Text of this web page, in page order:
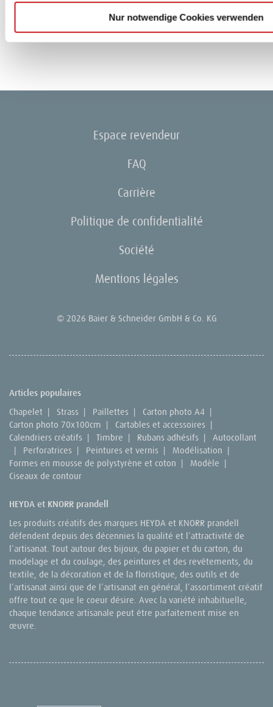
Nur notwendige Cookies verwenden
Espace revendeur
FAQ
Carrière
Politique de confidentialité
Société
Mentions légales
© 2026 Baier & Schneider GmbH & Co. KG
Articles populaires
Chapelet | Strass | Paillettes | Carton photo A4 |
Carton photo 70x100cm | Cartables et accessoires |
Calendriers créatifs | Timbre | Rubans adhésifs |
Autocollant
|
Perforatrices | Peintures et vernis | Modélisation |
Formes en mousse de polystyrène et coton | Modèle |
Ciseaux de contour
HEYDA et KNORR prandell
Les produits créatifs des marques HEYDA et KNORR prandell
défendent depuis des décennies la qualité et l’attractivité de
l’artisanat. Tout autour des bijoux, du papier et du carton, du
modelage et du coulage, des peintures et des revêtements, du
textile, de la décoration et de la floristique, des outils et de
l’artisanat ainsi que de l’artisanat en général, l’assortiment créatif
offre tout ce que le coeur désire. Avec la variété inhabituelle,
chaque tendance artisanale peut être parfaitement mise en
œuvre.